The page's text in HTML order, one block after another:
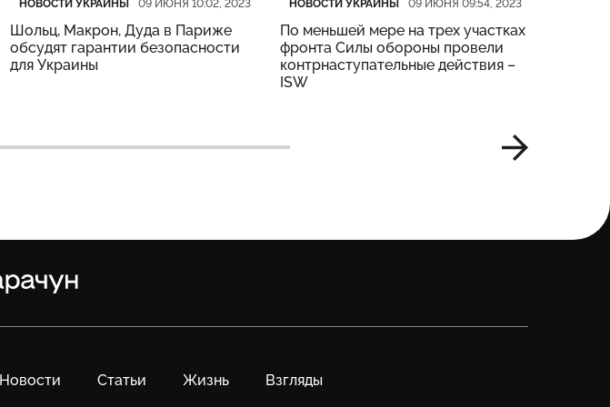
НОВОСТИ УКРАИНЫ 09 ИЮНЯ 10:02, 2023
Шольц, Макрон, Дуда в Париже
обсудят гарантии безопасности
для Украины
НОВОСТИ УКРАИНЫ 09 ИЮНЯ 09:54, 2023
По меньшей мере на трех участках
фронта Силы обороны провели
контрнаступательные действия –
ISW
Новости Статьи Жизнь Взгляды